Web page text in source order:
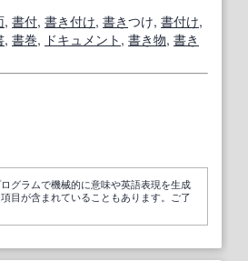
, 書付, 書き付け, 書きつけ, 書付け,
, 書巻, ドキュメント , 書き物, 書き
グラムで機械的に意味や英語表現を生成
目が含まれていることもあります。ご了